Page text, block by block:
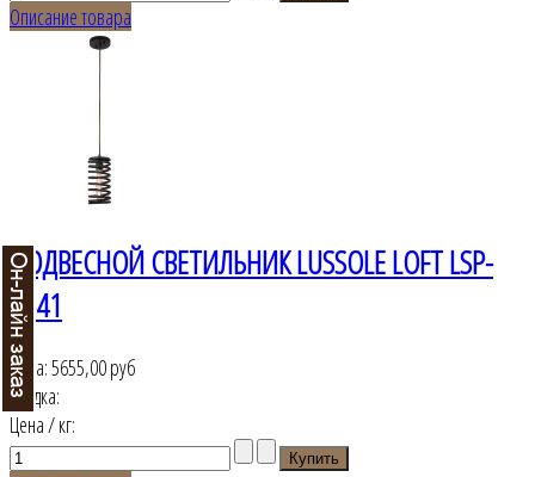
Описание товара
ПОДВЕСНОЙ СВЕТИЛЬНИК LUSSOLE LOFT LSP-
9641
Цена:5655,00 руб
Скидка:
Цена / кг: